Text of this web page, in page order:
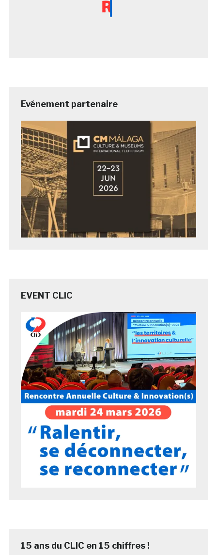
Evénement partenaire
EVENT CLIC
15 ans du CLIC en 15 chiffres !